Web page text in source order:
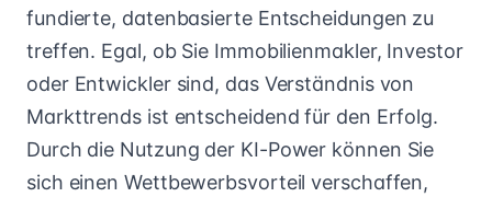
fundierte, datenbasierte Entscheidungen zu
treffen. Egal, ob Sie Immobilienmakler, Investor
oder Entwickler sind, das Verständnis von
Markttrends ist entscheidend für den Erfolg.
Durch die Nutzung der KI-Power können Sie
sich einen Wettbewerbsvorteil verschaffen,